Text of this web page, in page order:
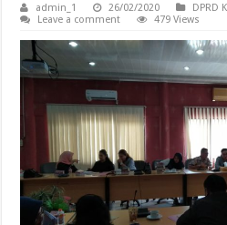
admin_1 26/02/2020
DPRD
Leave a comment
479 Views